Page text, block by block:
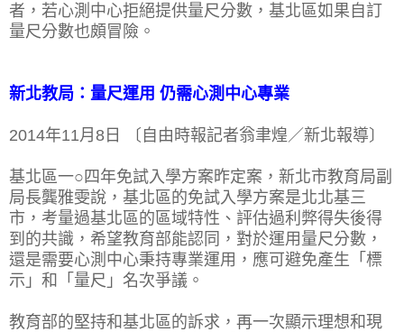
者，若心測中心拒絕提供量尺分數，基北區如果自訂
量尺分數也頗冒險。
新北教局：量尺運用 仍需心測中心專業
2014年11月8日 〔自由時報記者翁聿煌／新北報導〕
基北區一○四年免試入學方案昨定案，新北市教育局副
局長龔雅雯說，基北區的免試入學方案是北北基三
市，考量過基北區的區域特性、評估過利弊得失後得
到的共識，希望教育部能認同，對於運用量尺分數，
還是需要心測中心秉持專業運用，應可避免產生「標
示」和「量尺」名次爭議。
教育部的堅持和基北區的訴求，再一次顯示理想和現